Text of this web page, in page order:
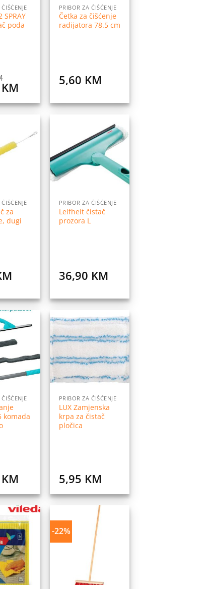
SPRAY
poda
KM
is:
45,99 KM.
PRIBOR ZA ČIŠĆENJE
Četka za čišćenje
radijatora 78.5 cm
5,60 KM
Dodaj
za
dugi
Dodaj
na
listu
želja
PRIBOR ZA ČIŠĆENJE
Leifheit čistač
prozora L
36,90 KM
želja
komada
KM
Dodaj
na
želja
PRIBOR ZA ČIŠĆENJE
LUX Zamjenska
krpa za čistač
pločica
5,95 KM
Dodaj
na
listu
želja
-22%